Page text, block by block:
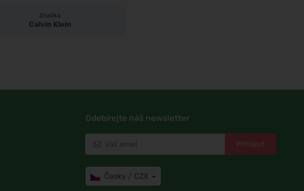
Značka
Calvin Klein
Odebírejte náš newsletter
Přihlásit
Česky / CZK